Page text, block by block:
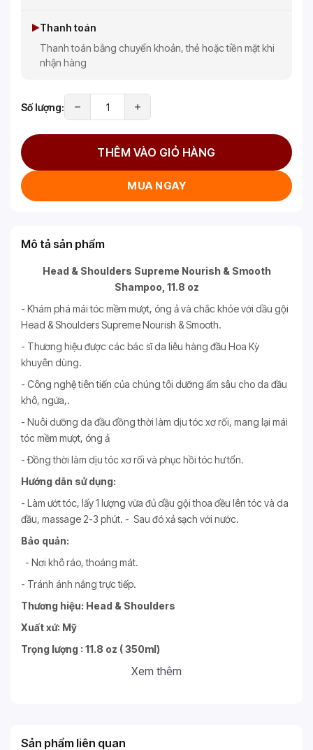
Thanh toán
Thanh toán bằng chuyển khoản, thẻ hoặc tiền mặt khi
nhận hàng
Số lượng:
THÊM VÀO GIỎ HÀNG
MUA NGAY
Mô tả sản phẩm
Head & Shoulders Supreme Nourish & Smooth
Shampoo, 11.8 oz
- Khám phá mái tóc mềm mượt, óng ả và chắc khỏe với dầu gội
Head & Shoulders Supreme Nourish & Smooth.
- Thương hiệu được các bác sĩ da liễu hàng đầu Hoa Kỳ
khuyên dùng.
- Công nghệ tiên tiến của chúng tôi dưỡng ẩm sâu cho da đầu
khô, ngứa,.
- Nuôi dưỡng da đầu đồng thời làm dịu tóc xơ rối, mang lại mái
tóc mềm mượt, óng ả
- Đồng thời làm dịu tóc xơ rối và phục hồi tóc hư tổn.
Hướng dẫn sử dụng:
- Làm ướt tóc, lấy 1 lượng vừa đủ dầu gội thoa đều lên tóc và da
đầu, massage 2-3 phút. - Sau đó xả sạch với nước.
Bảo quản:
- Nơi khô ráo, thoáng mát.
- Tránh ánh nắng trực tiếp.
Thương hiệu: Head & Shoulders
Xuất xứ: Mỹ
Trọng lượng : 11.8 oz ( 350ml)
Xem thêm
Sản phẩm liên quan